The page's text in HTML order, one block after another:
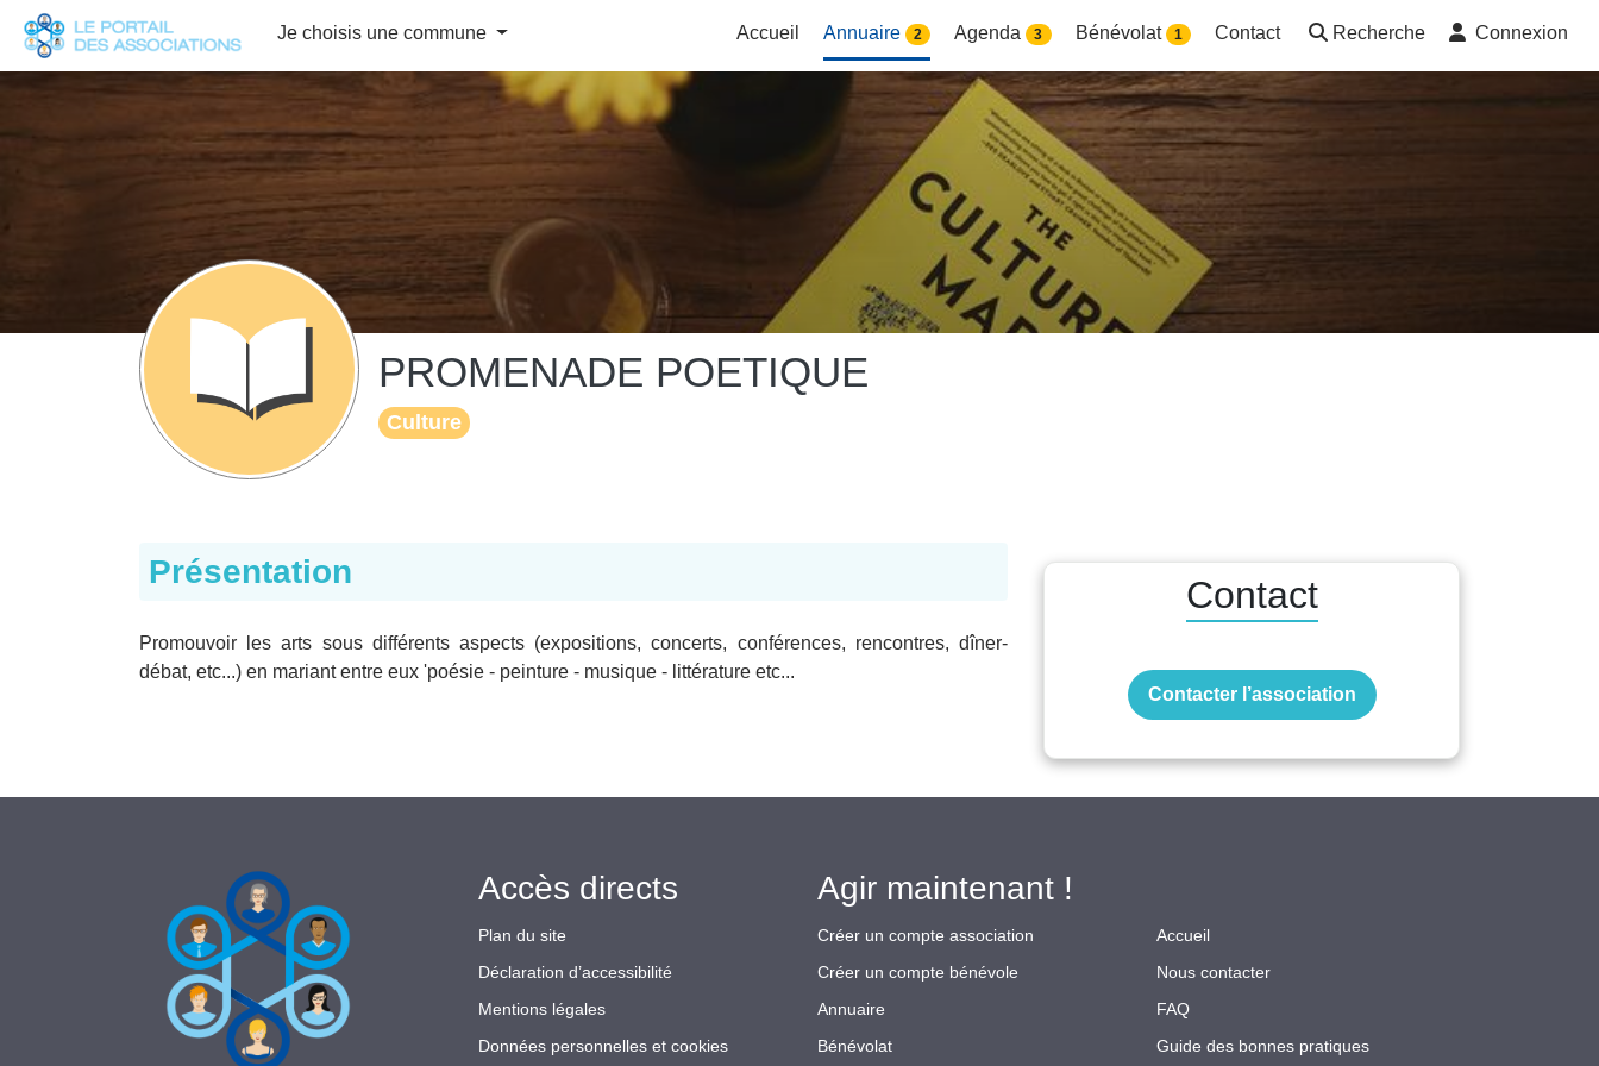
Je choisis une commune Accueil Annuaire 2 Agenda 3 Bénévolat 1 Contact Recherche Connexion
PROMENADE POETIQUE
Culture
Présentation
Promouvoir les arts sous différents aspects (expositions, concerts, conférences, rencontres, dîner-
débat, etc...) en mariant entre eux 'poésie - peinture - musique - littérature etc...
Contact
Contacter l’association
Accès directs
Plan du site
Déclaration d’accessibilité
Mentions légales
Données personnelles et cookies
Agir maintenant !
Créer un compte association
Créer un compte bénévole
Annuaire
Bénévolat
Accueil
Nous contacter
FAQ
Guide des bonnes pratiques
Panneau de gestion des cookies